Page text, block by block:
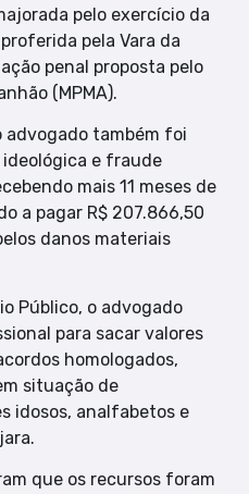
pelo exercício da
pela Vara da
penal proposta pelo
(MPMA).
advogado também foi
e fraude
mais 11 meses de
a pagar R$ 207.866,50
danos materiais
Público, o advogado
para sacar valores
homologados,
situação de
idosos, analfabetos e
que os recursos foram